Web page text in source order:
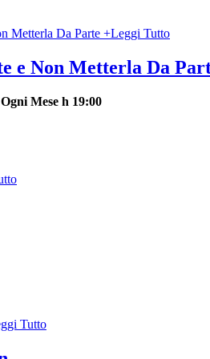
+Leggi Tutto
e Non Metterla Da
Mese h 19:00
Tutto